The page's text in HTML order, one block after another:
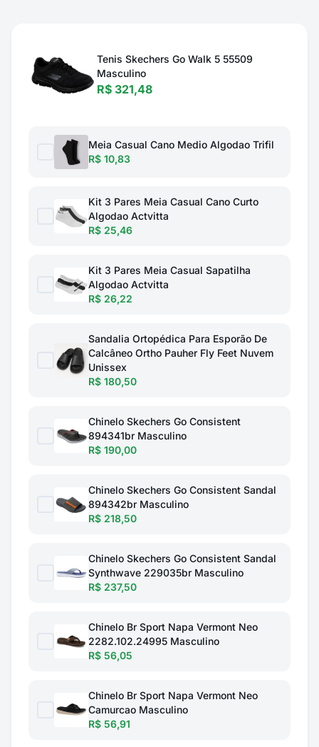
Tenis Skechers Go Walk 5 55509
Masculino
R$ 321,48
Meia Casual Cano Medio Algodao Trifil
R$ 10,83
Kit 3 Pares Meia Casual Cano Curto
Algodao Actvitta
R$ 25,46
Kit 3 Pares Meia Casual Sapatilha
Algodao Actvitta
R$ 26,22
Sandalia Ortopédica Para Esporão De
Calcâneo Ortho Pauher Fly Feet Nuvem
Unissex
R$ 180,50
Chinelo Skechers Go Consistent
894341br Masculino
R$ 190,00
Chinelo Skechers Go Consistent Sandal
894342br Masculino
R$ 218,50
Chinelo Skechers Go Consistent Sandal
Synthwave 229035br Masculino
R$ 237,50
Chinelo Br Sport Napa Vermont Neo
2282.102.24995 Masculino
R$ 56,05
Chinelo Br Sport Napa Vermont Neo
Camurcao Masculino
R$ 56,91